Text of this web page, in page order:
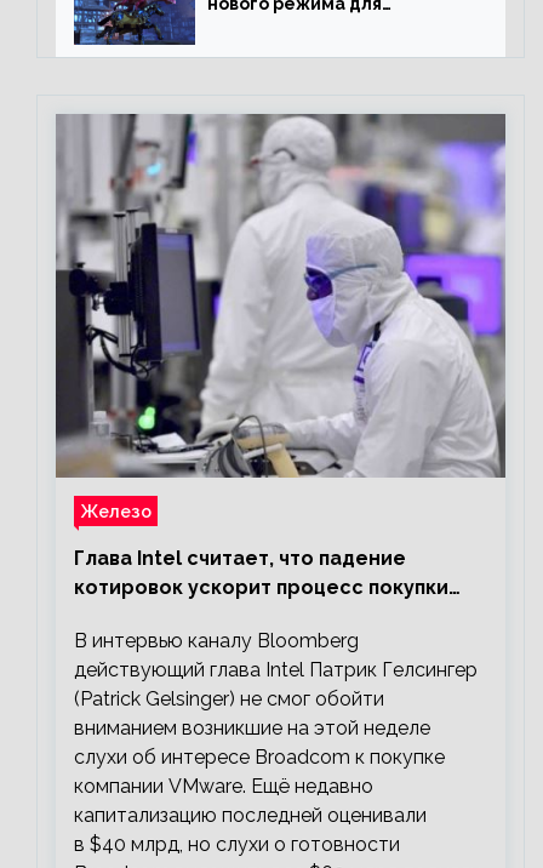
online
Железо
Глава Intel считает, что падение
котировок ускорит процесс покупки
В интервью каналу Bloomberg
действующий глава Intel Патрик Гелсингер
(Patrick Gelsinger) не смог обойти
вниманием возникшие на этой неделе
слухи об интересе Broadcom к покупке
компании VMware. Ещё недавно
капитализацию последней оценивали
в $40 млрд, но слухи о готовности